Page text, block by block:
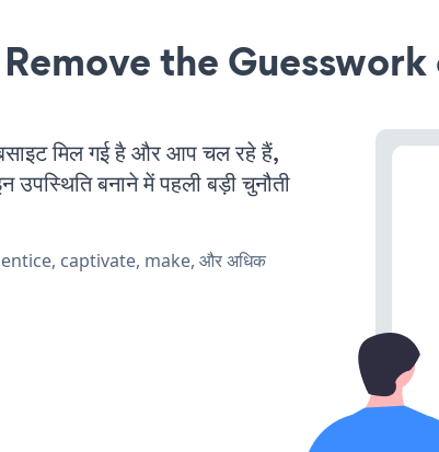
Remove the
मिल गई है और आप चल रहे हैं,
बनाने में पहली बड़ी चुनौती
captivate, make, और अधिक